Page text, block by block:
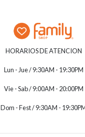
HORARIOS DE ATENCION
Lun - Jue / 9:30AM - 19:30PM
Vie - Sab / 9:00AM - 20:00PM
Dom - Fest / 9:30AM -